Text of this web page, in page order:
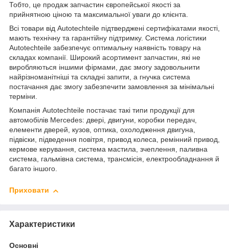
Тобто, це продаж запчастин європейської якості за
прийнятною ціною та максимальної уваги до клієнта.
Всі товари від Autotechteile підтверджені сертифікатами якості,
мають технічну та гарантійну підтримку. Система логістики
Autotechteile забезпечує оптимальну наявність товару на
складах компанії. Широкий асортимент запчастин, які не
виробляються іншими фірмами, дає змогу задовольнити
найрізноманітніші та складні запити, а гнучка система
постачання дає змогу забезпечити замовлення за мінімальні
терміни.
Компанія Autotechteile постачає такі типи продукції для
автомобілів Mercedes: двері, двигуни, коробки передач,
елементи дверей, кузов, оптика, охолодження двигуна,
підвіски, підведення повітря, привод колеса, ремінний привод,
кермове керування, система мастила, зчеплення, паливна
система, гальмівна система, трансмісія, електрообладнання й
багато іншого.
Приховати
Характеристики
Основні